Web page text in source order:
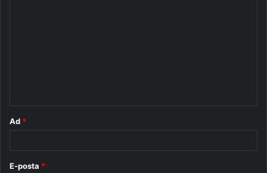
Ad *
E-posta *